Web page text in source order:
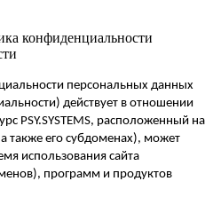
конфиденциальности
персональных данных
действует в отношении
PSY.SYSTEMS, расположенный на
также его субдоменах), может
использования сайта
программ и продуктов